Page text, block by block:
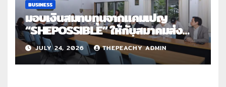
BUSINESS
มอบเงินสมทบทุนจากแคมเปญ
“SHEPOSSIBLE” ให้กับสมาคมส่ง
เสริมสถานภาพสตรีฯ เนื่องในวันสตรี
สากล 2569
JULY 24, 2026 THEPEACHY ADMIN